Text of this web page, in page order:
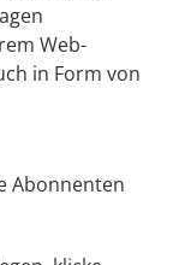
Web-
in Form von
Abonnenten